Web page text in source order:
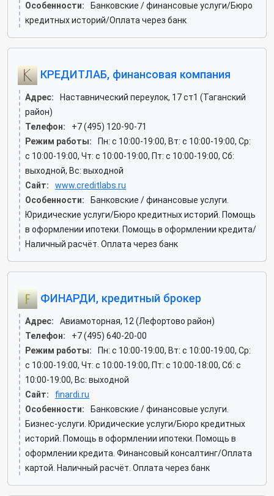
Особенности:
Банковские / финансовые услуги/Бюро
кредитных историй/Оплата через банк
КРЕДИТЛАБ, финансовая компания
Адрес:
Наставнический переулок, 17 ст1 (Таганский
район)
Телефон:
+7 (495) 120-90-71
Режим работы:
Пн: c 10:00-19:00, Вт: c 10:00-19:00, Ср:
c 10:00-19:00, Чт: c 10:00-19:00, Пт: c 10:00-19:00, Сб:
выходной, Вс: выходной
Сайт:
www.creditlabs.ru
Особенности:
Банковские / финансовые услуги.
Юридические услуги/Бюро кредитных историй. Помощь
в оформлении ипотеки. Помощь в оформлении кредита/
Наличный расчёт. Оплата через банк
ФИНАРДИ, кредитный брокер
Адрес:
Авиамоторная, 12 (Лефортово район)
Телефон:
+7 (495) 640-20-00
Режим работы:
Пн: c 10:00-19:00, Вт: c 10:00-19:00, Ср:
c 10:00-19:00, Чт: c 10:00-19:00, Пт: c 10:00-18:00, Сб: c
10:00-19:00, Вс: выходной
Сайт:
finardi.ru
Особенности:
Банковские / финансовые услуги.
Бизнес-услуги. Юридические услуги/Бюро кредитных
историй. Помощь в оформлении ипотеки. Помощь в
оформлении кредита. Финансовый консалтинг/Оплата
картой. Наличный расчёт. Оплата через банк